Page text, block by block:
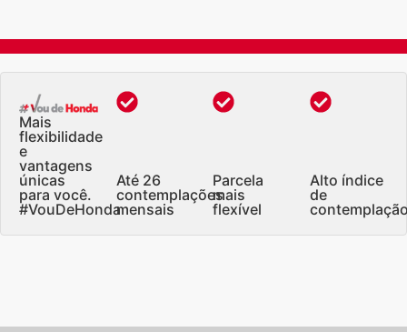
Mais
flexibilidade
e
vantagens
únicas
para você.
#VouDeHonda
Até 26
contemplações
mensais
Parcela
mais
flexível
Alto índice
de